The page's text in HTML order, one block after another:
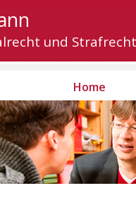
und Strafrecht
Home